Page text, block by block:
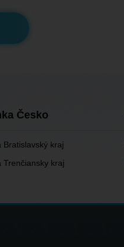
Česko
Bratislavský kraj
Trenčiansky kraj